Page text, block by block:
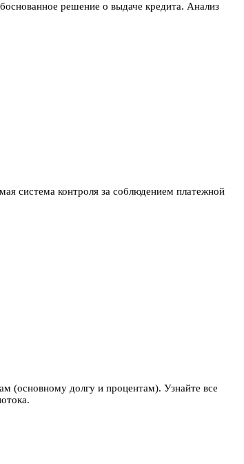
решение о выдаче кредита. Анализ
система контроля за соблюдением платежной
(основному долгу и процентам). Узнайте все